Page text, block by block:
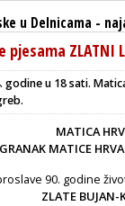
u Delnicama -
ZLATNI
godine u 18 sati.
MATICA
MATICE
90. godine
ZLATE BUJAN-